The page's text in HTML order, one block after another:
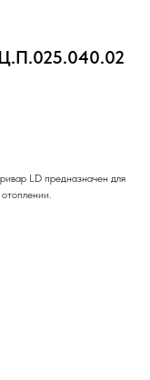
LD предназначен для